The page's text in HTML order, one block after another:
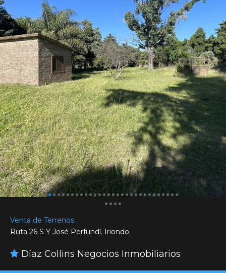
Venta de Terrenos
Ruta 26 S Y José Perfundí. Iriondo.
Díaz Collins Negocios Inmobiliarios